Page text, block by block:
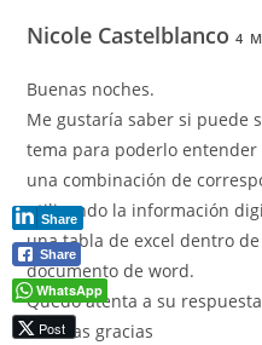
Nicole Castelblanco4
Buenas noches.
Me gustaría saber si puede
tema para poderlo
una combinación de
utilizando la información
una tabla de excel dentro
documento de word.
Quedo atenta a su
Muchas gracias
Share
Share
WhatsApp
Post